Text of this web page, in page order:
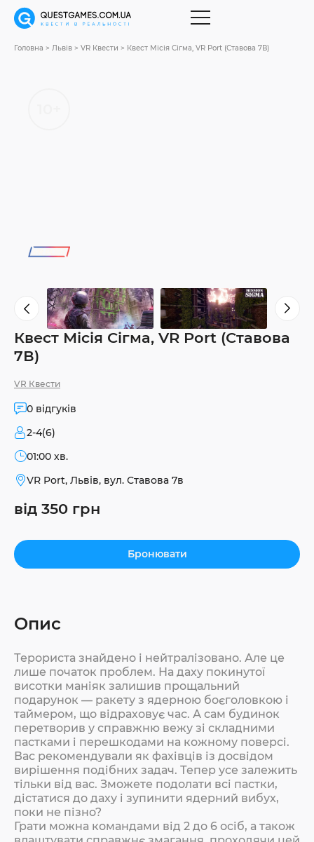
Головна Львів VR Квести Квест Місія Сігма, VR Port (Ставова 7В)
Квест Місія Сігма, VR Port (Ставова
7В)
VR Квести
0 відгуків
2-4(6)
01:00 хв.
VR Port, Львів, вул. Ставова 7в
від 350 грн
Бронювати
Опис
Терориста знайдено і нейтралізовано. Але це
лише початок проблем. На даху покинутої
висотки маніяк залишив прощальний
подарунок — ракету з ядерною боєголовкою і
таймером, що відраховує час. А сам будинок
перетворив у справжню вежу зі складними
пастками і перешкодами на кожному поверсі.
Вас рекомендували як фахівців із досвідом
вирішення подібних задач. Тепер усе залежить
тільки від вас. Зможете подолати всі пастки,
дістатися до даху і зупинити ядерний вибух,
поки не пізно?
Грати можна командами від 2 до 6 осіб, а також